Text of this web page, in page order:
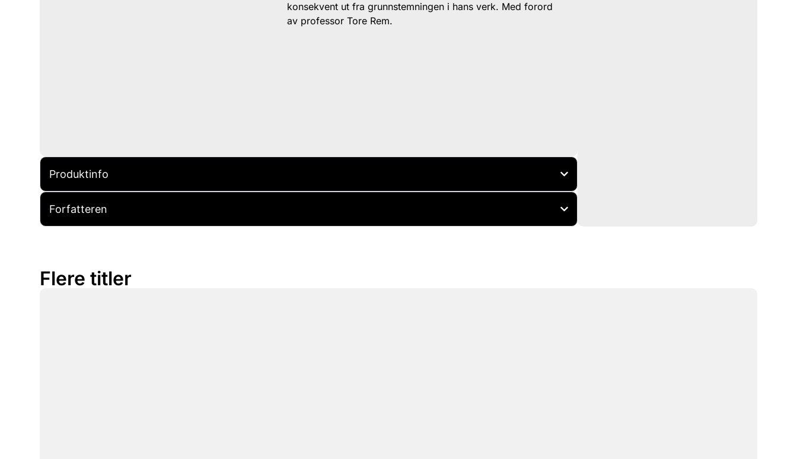
konsekvent ut fra grunnstemningen i hans verk. Med forord
av professor Tore Rem.
Produktinfo
Forfatteren
Flere titler